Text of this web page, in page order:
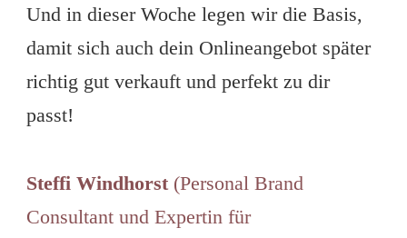
Und in dieser Woche legen wir die Basis,
damit sich auch dein Onlineangebot später
richtig gut verkauft und perfekt zu dir
passt!
Steffi Windhorst (Personal Brand
Consultant und Expertin für